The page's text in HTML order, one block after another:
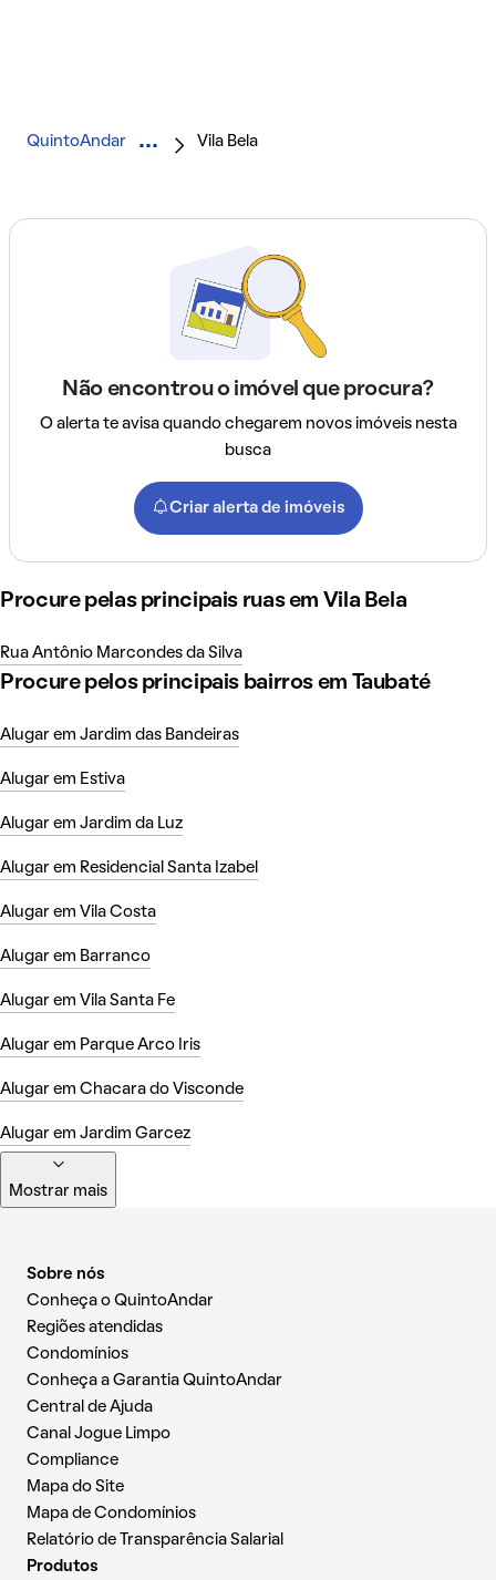
QuintoAndar Vila Bela
Não encontrou o imóvel que procura?
O alerta te avisa quando chegarem novos imóveis nesta
busca
Criar alerta de imóveis
Procure pelas principais ruas em Vila Bela
Rua Antônio Marcondes da Silva
Procure pelos principais bairros em Taubaté
Alugar em Jardim das Bandeiras
Alugar em Estiva
Alugar em Jardim da Luz
Alugar em Residencial Santa Izabel
Alugar em Vila Costa
Alugar em Barranco
Alugar em Vila Santa Fe
Alugar em Parque Arco Iris
Alugar em Chacara do Visconde
Alugar em Jardim Garcez
Mostrar mais
Sobre nós
Conheça o QuintoAndar
Regiões atendidas
Condomínios
Conheça a Garantia QuintoAndar
Central de Ajuda
Canal Jogue Limpo
Compliance
Mapa do Site
Mapa de Condomínios
Relatório de Transparência Salarial
Produtos